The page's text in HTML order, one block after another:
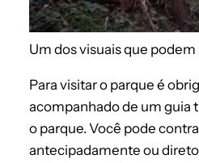
Um dos visuais que
Para visitar o parque é
acompanhado de um guia
o parque. Você pode
antecipadamente ou